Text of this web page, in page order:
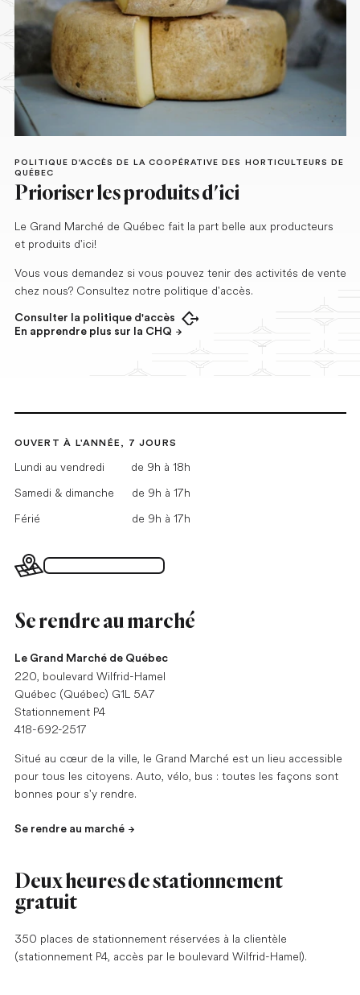
POLITIQUE D'ACCÈS DE LA COOPÉRATIVE DES HORTICULTEURS DE
QUÉBEC
Prioriser les produits d'ici
Le Grand Marché de Québec fait la part belle aux producteurs
et produits d'ici!
Vous vous demandez si vous pouvez tenir des activités de vente
chez nous? Consultez notre politique d'accès.
Consulter la politique d'accèsOuvrir dans un nouvel onglet
En apprendre plus sur la CHQ
OUVERT À L'ANNÉE, 7 JOURS
Lundi au vendredi
de 9h à 18h
Samedi & dimanche
de 9h à 17h
Férié
de 9h à 17h
Plan du Grand Marché
Se rendre au marché
Le Grand Marché de Québec
220, boulevard Wilfrid-Hamel
Québec (Québec) G1L 5A7
Stationnement P4
418-692-2517
Situé au cœur de la ville, le Grand Marché est un lieu accessible
pour tous les citoyens. Auto, vélo, bus : toutes les façons sont
bonnes pour s'y rendre.
Se rendre au marché
Deux heures de stationnement
gratuit
350 places de stationnement réservées à la clientèle
(stationnement P4, accès par le boulevard Wilfrid-Hamel).